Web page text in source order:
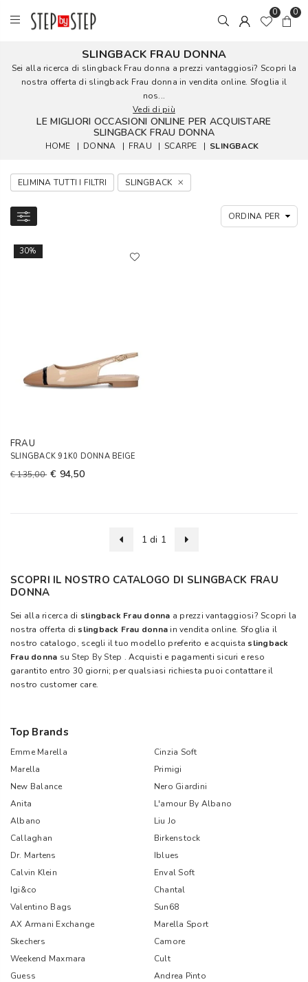
0 0
SLINGBACK FRAU DONNA
Sei alla ricerca di slingback Frau donna a prezzi vantaggiosi? Scopri la
nostra offerta di slingback Frau donna in vendita online. Sfoglia il
nos...
Vedi di più
LE MIGLIORI OCCASIONI ONLINE PER ACQUISTARE
SLINGBACK FRAU DONNA
HOME | DONNA | FRAU | SCARPE | SLINGBACK
ELIMINA TUTTI I FILTRI SLINGBACK
30%
FRAU
SLINGBACK 91K0 DONNA BEIGE
€ 135,00 € 94,50
1 di 1
SCOPRI IL NOSTRO CATALOGO DI SLINGBACK FRAU
DONNA
Sei alla ricerca di slingback Frau donna a prezzi vantaggiosi? Scopri la
nostra offerta di slingback Frau donna in vendita online. Sfoglia il
nostro catalogo, scegli il tuo modello preferito e acquista slingback
Frau donna suStep By Step . Acquisti e pagamenti sicuri e reso
garantito entro 30 giorni; per qualsiasi richiesta puoi contattare il
nostro customer care.
Top Brands
Emme Marella
Cinzia Soft
Marella
Primigi
New Balance
Nero Giardini
Anita
L'amour By Albano
Albano
Liu Jo
Callaghan
Birkenstock
Dr. Martens
Iblues
Calvin Klein
Enval Soft
Igi&co
Chantal
Valentino Bags
Sun68
AX Armani Exchange
Marella Sport
Skechers
Camore
Weekend Maxmara
Cult
Guess
Andrea Pinto